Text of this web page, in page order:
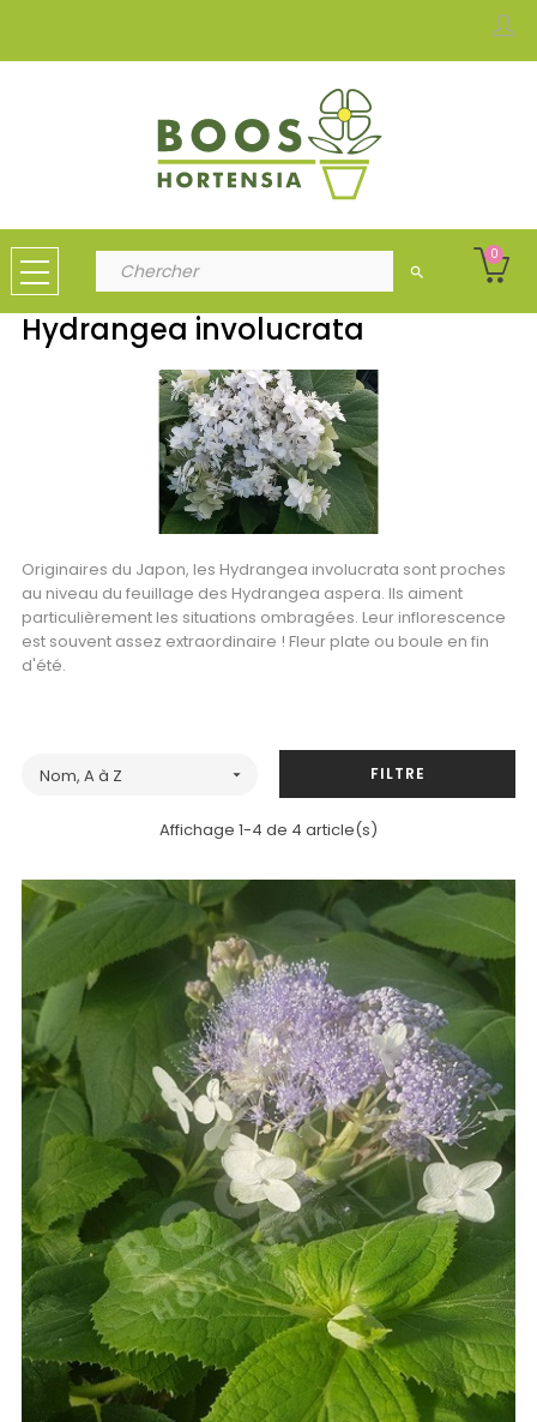
search
0
Hydrangea involucrata
Originaires du Japon, les Hydrangea involucrata sont proches
au niveau du feuillage des Hydrangea aspera. Ils aiment
particulièrement les situations ombragées. Leur inflorescence
est souvent assez extraordinaire ! Fleur plate ou boule en fin
d'été.
Nom, A à Z  FILTRE
Affichage 1-4 de 4 article(s)